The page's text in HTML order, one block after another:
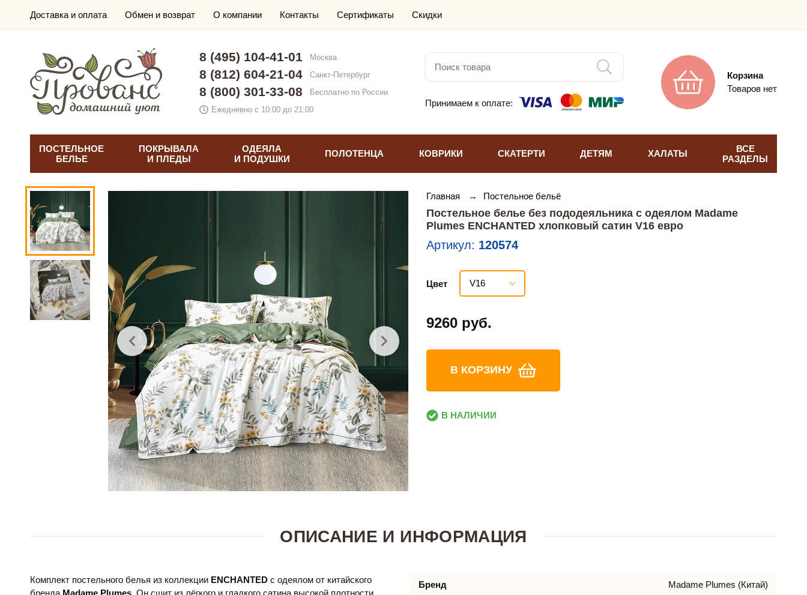
Доставка и оплата Обмен и возврат О компании Контакты Сертификаты Скидки
8 (495) 104-41-01 Москва
8 (812) 604-21-04 Санкт-Петербург
8 (800) 301-33-08
Бесплатно по России
Ежедневно с 10:00 до 21:00
Принимаем к оплате:
Корзина
Товаров нет
ПОСТЕЛЬНОЕ
БЕЛЬЕ
ПОКРЫВАЛА
И ПЛЕДЫ
ОДЕЯЛА
И ПОДУШКИ
ПОЛОТЕНЦА КОВРИКИ СКАТЕРТИ ДЕТЯМ ХАЛАТЫ
ВСЕ
РАЗДЕЛЫ
Главная → Постельное бельё
Постельное белье без пододеяльника с одеялом Madame
Plumes ENCHANTED хлопковый сатин V16 евро
Артикул: 120574
Цвет V16
9260 руб.
В КОРЗИНУ
В НАЛИЧИИ
ОПИСАНИЕ И ИНФОРМАЦИЯ
Комплект постельного белья из коллекции ENCHANTED с одеялом от китайского
бренда Madame Plumes. Он сшит из лёгкого и гладкого сатина высокой плотности
Бренд Madame Plumes (Китай)